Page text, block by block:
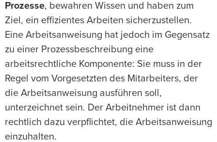
Prozesse, bewahren Wissen und haben zum
Ziel, ein effizientes Arbeiten sicherzustellen.
Eine Arbeitsanweisung hat jedoch im Gegensatz
zu einer Prozessbeschreibung eine
arbeitsrechtliche Komponente: Sie muss in der
Regel vom Vorgesetzten des Mitarbeiters, der
die Arbeitsanweisung ausführen soll,
unterzeichnet sein. Der Arbeitnehmer ist dann
rechtlich dazu verpflichtet, die Arbeitsanweisung
einzuhalten.